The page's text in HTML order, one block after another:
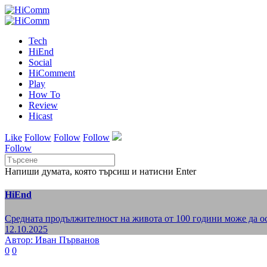
Tech
HiEnd
Social
HiComment
Play
How To
Review
Hicast
Like Follow Follow Follow
Follow
Напиши думата, която търсиш и натисни Enter
HiEnd
Средната продължителност на живота от 100 години може да
12.10.2025
Автор: Иван Първанов
0 0